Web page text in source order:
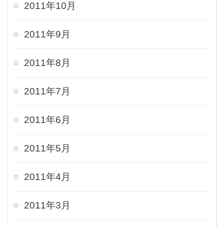
2011年10月
2011年9月
2011年8月
2011年7月
2011年6月
2011年5月
2011年4月
2011年3月